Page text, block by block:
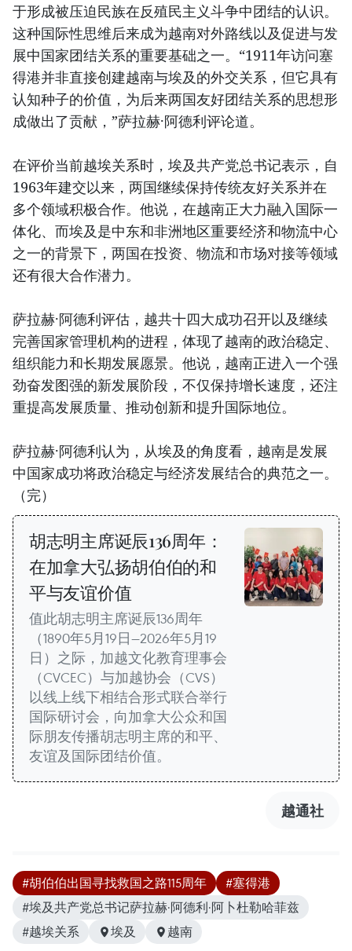
于形成被压迫民族在反殖民主义斗争中团结的认识。
这种国际性思维后来成为越南对外路线以及促进与发
展中国家团结关系的重要基础之一。“1911年访问塞
得港并非直接创建越南与埃及的外交关系，但它具有
认知种子的价值，为后来两国友好团结关系的思想形
成做出了贡献，”萨拉赫·阿德利评论道。
在评价当前越埃关系时，埃及共产党总书记表示，自
1963年建交以来，两国继续保持传统友好关系并在
多个领域积极合作。他说，在越南正大力融入国际一
体化、而埃及是中东和非洲地区重要经济和物流中心
之一的背景下，两国在投资、物流和市场对接等领域
还有很大合作潜力。
萨拉赫·阿德利评估，越共十四大成功召开以及继续
完善国家管理机构的进程，体现了越南的政治稳定、
组织能力和长期发展愿景。他说，越南正进入一个强
劲奋发图强的新发展阶段，不仅保持增长速度，还注
重提高发展质量、推动创新和提升国际地位。
萨拉赫·阿德利认为，从埃及的角度看，越南是发展
中国家成功将政治稳定与经济发展结合的典范之一。
（完）
胡志明主席诞辰136周年：
在加拿大弘扬胡伯伯的和
平与友谊价值
值此胡志明主席诞辰136周年
（1890年5月19日—2026年5月19
日）之际，加越文化教育理事会
（CVCEC）与加越协会（CVS）
以线上线下相结合形式联合举行
国际研讨会，向加拿大公众和国
际朋友传播胡志明主席的和平、
友谊及国际团结价值。
越通社
#胡伯伯出国寻找救国之路115周年
#塞得港
#埃及共产党总书记萨拉赫·阿德利·阿卜杜勒哈菲兹
#越埃关系
埃及 越南